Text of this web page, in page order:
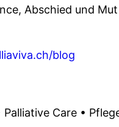
Abschied und
blog
Care •